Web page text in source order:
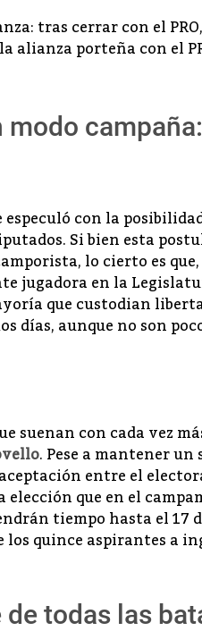
alianza porteña con el
modo
con la
Si bien esta
lo cierto es
jugadora en la
que custodian
días, aunque no son
suenan con cada vez
. Pese a mantener
entre el
elección que en el
tiempo hasta el 17
quince aspirantes a
de todas las